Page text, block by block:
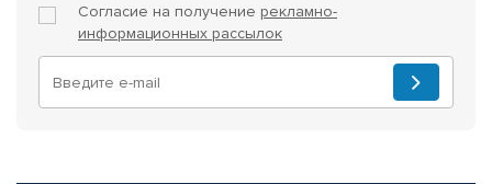
Согласие на получение рекламно-
информационных рассылок